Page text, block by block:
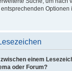
Optionen
einem
oder Forum?